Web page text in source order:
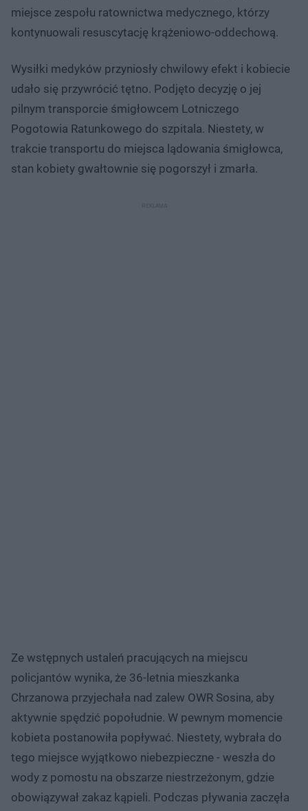
miejsce zespołu ratownictwa medycznego, którzy
kontynuowali resuscytację krążeniowo-oddechową.
Wysiłki medyków przyniosły chwilowy efekt i kobiecie
udało się przywrócić tętno. Podjęto decyzję o jej
pilnym transporcie śmigłowcem Lotniczego
Pogotowia Ratunkowego do szpitala. Niestety, w
trakcie transportu do miejsca lądowania śmigłowca,
stan kobiety gwałtownie się pogorszył i zmarła.
Ze wstępnych ustaleń pracujących na miejscu
policjantów wynika, że 36-letnia mieszkanka
Chrzanowa przyjechała nad zalew OWR Sosina, aby
aktywnie spędzić popołudnie. W pewnym momencie
kobieta postanowiła popływać. Niestety, wybrała do
tego miejsce wyjątkowo niebezpieczne - weszła do
wody z pomostu na obszarze niestrzeżonym, gdzie
obowiązywał zakaz kąpieli. Podczas pływania zaczęła